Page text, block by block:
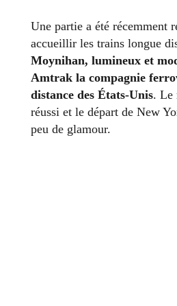
Une partie a été récemment
accueillir les trains longue
Moynihan, lumineux et
Amtrak la compagnie
distance des États-Unis. Le
réussi et le départ de New
peu de glamour.